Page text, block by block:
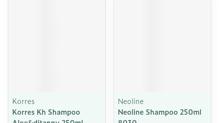
Korres
Korres Kh Shampoo
Neoline
Neoline Shampoo 250ml